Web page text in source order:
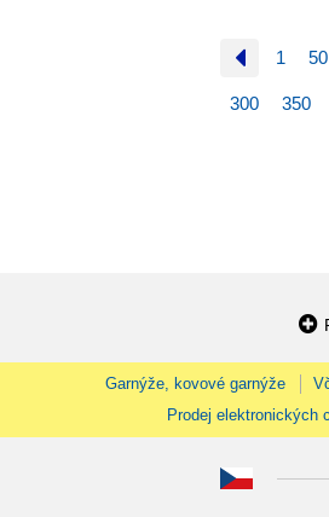
1 50
300 350
Garnýže, kovové garnýže
Prodej elektronických